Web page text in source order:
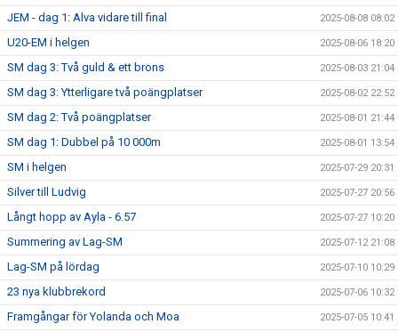
JEM - dag 1: Alva vidare till final 2025-08-08 08:02
U20-EM i helgen 2025-08-06 18:20
SM dag 3: Två guld & ett brons 2025-08-03 21:04
SM dag 3: Ytterligare två poängplatser 2025-08-02 22:52
SM dag 2: Två poängplatser 2025-08-01 21:44
SM dag 1: Dubbel på 10 000m 2025-08-01 13:54
SM i helgen 2025-07-29 20:31
Silver till Ludvig 2025-07-27 20:56
Långt hopp av Ayla - 6.57 2025-07-27 10:20
Summering av Lag-SM 2025-07-12 21:08
Lag-SM på lördag 2025-07-10 10:29
23 nya klubbrekord 2025-07-06 10:32
Framgångar för Yolanda och Moa 2025-07-05 10:41